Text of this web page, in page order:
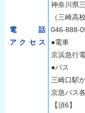
神奈川県
（三崎高
電話
046-888-
アクセス
●電車
京浜急行
●バス
三崎口駅
京急バス
【須6】